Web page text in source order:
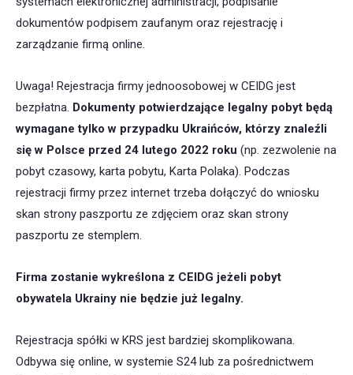
dokumentów podpisem zaufanym oraz rejestrację i
zarządzanie firmą online.
Uwaga! Rejestracja firmy jednoosobowej w CEIDG jest
bezpłatna. Dokumenty potwierdzające legalny pobyt będą
wymagane tylko w przypadku Ukraińców, którzy znaleźli
się w Polsce przed 24 lutego 2022 roku (np. zezwolenie na
pobyt czasowy, karta pobytu, Karta Polaka). Podczas
rejestracji firmy przez internet trzeba dołączyć do wniosku
skan strony paszportu ze zdjęciem oraz skan strony
paszportu ze stemplem.
Firma zostanie wykreślona z CEIDG jeżeli pobyt
obywatela Ukrainy nie będzie już legalny.
Rejestracja spółki w KRS jest bardziej skomplikowana.
Odbywa się online, w systemie S24 lub za pośrednictwem